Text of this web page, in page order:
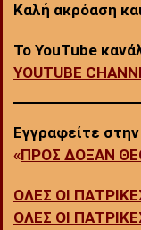
Καλή ακρόαση
Το YouTube
YOUTUBE
Εγγραφείτε
«ΠΡΟΣ ΔΟΞΑΝ
ΟΛΕΣ ΟΙ
ΟΛΕΣ ΟΙ